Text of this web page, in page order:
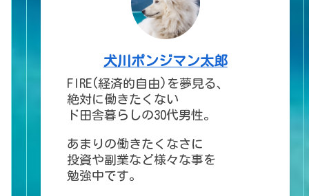
犬川ポンジマン太郎
FIRE(経済的自由)を夢見る、
絶対に働きたくない
ド田舎暮らしの30代男性。
あまりの働きたくなさに
投資や副業など様々な事を
勉強中です。